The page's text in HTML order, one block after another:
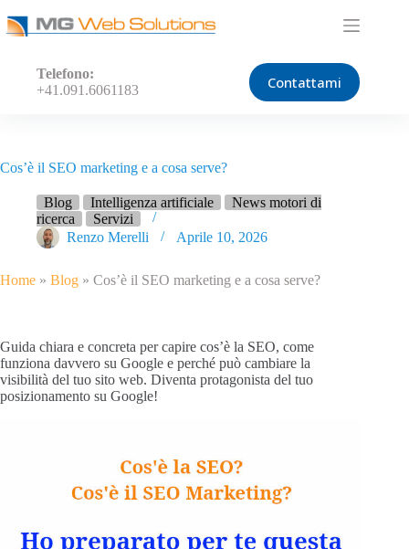
al
contenuto
Telefono:
+41.091.6061183
Contattami
Cos’è il SEO marketing e a cosa serve?
Blog Intelligenza artificiale
News motori di
ricerca
Servizi
Renzo Merelli
Aprile 10, 2026
Home » Blog » Cos’è il SEO marketing e a cosa serve?
Guida chiara e concreta per capire cos’è la SEO, come
funziona davvero su Google e perché può cambiare la
visibilità del tuo sito web. Diventa protagonista del tuo
posizionamento su Google!